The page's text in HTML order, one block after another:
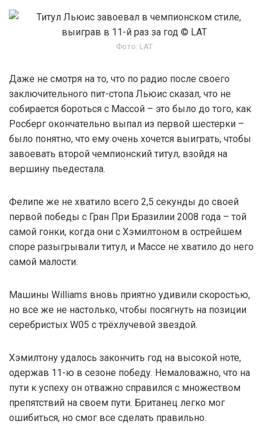
Фото: LAT
Даже не смотря на то, что по радио после своего
заключительного пит-стопа Льюис сказал, что не
собирается бороться с Массой – это было до того, как
Росберг окончательно выпал из первой шестерки –
было понятно, что ему очень хочется выиграть, чтобы
завоевать второй чемпионский титул, взойдя на
вершину пьедестала.
Фелипе же не хватило всего 2,5 секунды до своей
первой победы с Гран При Бразилии 2008 года – той
самой гонки, когда они с Хэмилтоном в острейшем
споре разыгрывали титул, и Массе не хватило до него
самой малости.
Машины Williams вновь приятно удивили скоростью,
но все же не настолько, чтобы посягнуть на позиции
серебристых W05 с трёхлучевой звездой.
Хэмилтону удалось закончить год на высокой ноте,
одержав 11-ю в сезоне победу. Немаловажно, что на
пути к успеху он отважно справился с множеством
препятствий на своем пути. Британец легко мог
ошибиться, но смог все сделать правильно.